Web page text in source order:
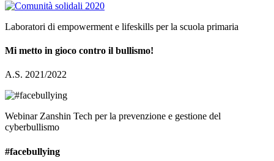
Laboratori di empowerment e lifeskills per la scuola primaria
Mi metto in gioco contro il bullismo!
A.S. 2021/2022
Webinar Zanshin Tech per la prevenzione e gestione del
cyberbullismo
#facebullying